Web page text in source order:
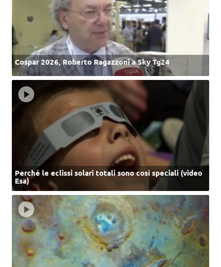
Cospar 2026, Roberto Ragazzoni a Sky Tg24
Perché le eclissi solari totali sono così speciali (video
Esa)